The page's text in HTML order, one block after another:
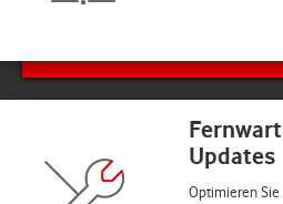
Updates
Optimieren